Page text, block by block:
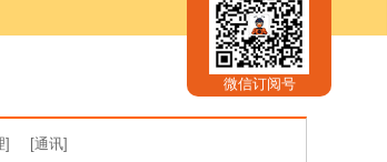
] [通讯]
微信订阅号